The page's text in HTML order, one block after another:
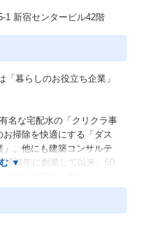
1 新宿センタービル42階
「暮らしのお役立ち企業」
名な宅配水の「クリクラ事
掃除を快適にする「ダス
、他にも建築コンサルテ
1971年に創業して以来、50